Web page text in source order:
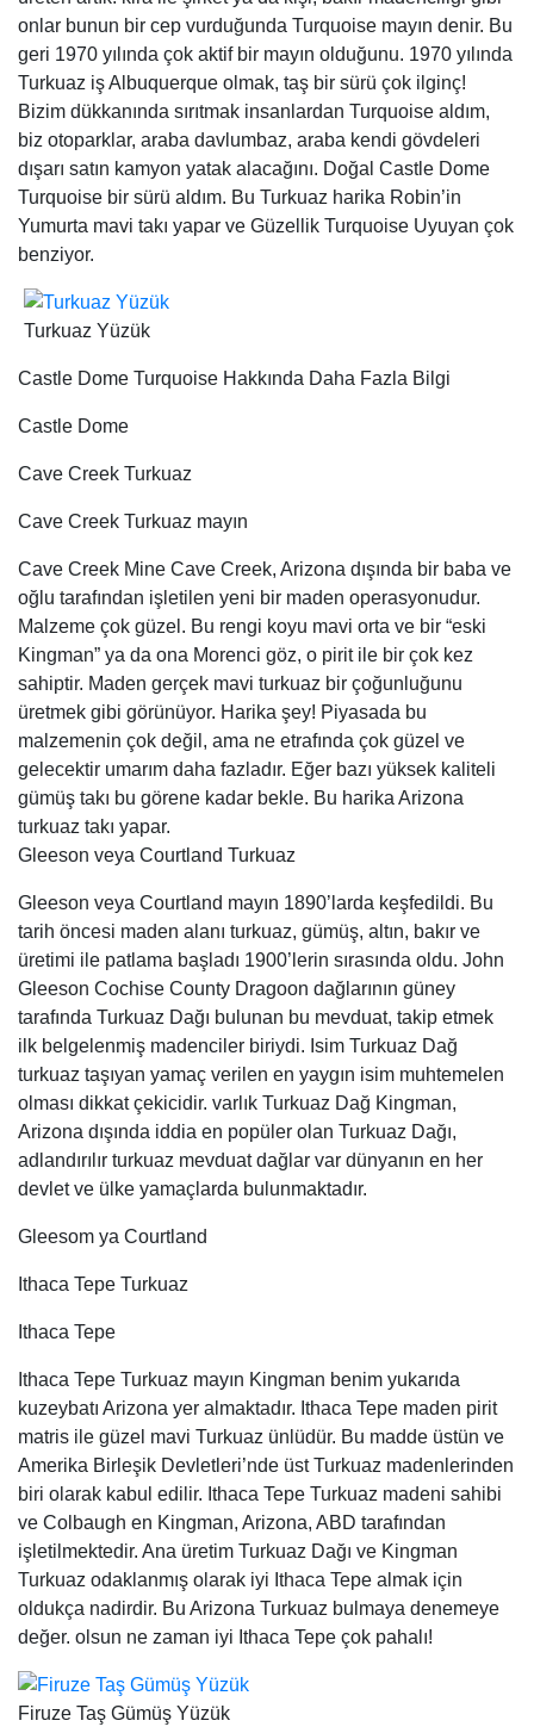
Yumurta mavi takı yapar ve Güzellik Turquoise Uyuyan çok
benziyor.
Turkuaz Yüzük
Castle Dome Turquoise Hakkında Daha Fazla Bilgi
Castle Dome
Cave Creek Turkuaz
Cave Creek Turkuaz mayın
oğlu tarafından işletilen yeni bir maden operasyonudur.
Kingman” ya da ona Morenci göz, o pirit ile bir çok kez
sahiptir. Maden gerçek mavi turkuaz bir çoğunluğunu
malzemenin çok değil, ama ne etrafında çok güzel ve
gümüş takı bu görene kadar bekle. Bu harika Arizona
turkuaz takı yapar.
Gleeson veya Courtland Turkuaz
Gleeson veya Courtland mayın 1890’larda keşfedildi. Bu
tarih öncesi maden alanı turkuaz, gümüş, altın, bakır ve
üretimi ile patlama başladı 1900’lerin sırasında oldu. John
Gleeson Cochise County Dragoon dağlarının güney
tarafında Turkuaz Dağı bulunan bu mevduat, takip etmek
ilk belgelenmiş madenciler biriydi. Isim Turkuaz Dağ
turkuaz taşıyan yamaç verilen en yaygın isim muhtemelen
Arizona dışında iddia en popüler olan Turkuaz Dağı,
adlandırılır turkuaz mevduat dağlar var dünyanın en her
devlet ve ülke yamaçlarda bulunmaktadır.
Gleesom ya Courtland
Ithaca Tepe Turkuaz
Ithaca Tepe
Ithaca Tepe Turkuaz mayın Kingman benim yukarıda
kuzeybatı Arizona yer almaktadır. Ithaca Tepe maden pirit
Amerika Birleşik Devletleri’nde üst Turkuaz madenlerinden
biri olarak kabul edilir. Ithaca Tepe Turkuaz madeni sahibi
işletilmektedir. Ana üretim Turkuaz Dağı ve Kingman
oldukça nadirdir. Bu Arizona Turkuaz bulmaya denemeye
değer. olsun ne zaman iyi Ithaca Tepe çok pahalı!
Firuze Taş Gümüş Yüzük
Kingman Turkuaz
Kuzeybatı Arizona Kingman Turkuaz madeni Kuzey
Amerika’daki en büyük turkuaz madenlerinden biri oldu.
terimleri “Kingman” ya da “mavi yüksek” genellikle bu taşın
görüntülenen mavi renk bakın. Bu sektörde bir renk
standart haline gelmiştir. maden siyah matris ile onun